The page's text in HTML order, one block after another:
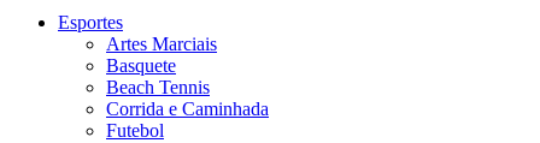
Esportes
Artes Marciais
Basquete
Beach Tennis
Corrida e Caminhada
Futebol